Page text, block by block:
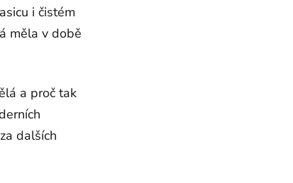
i čistém
měla v době
a proč tak
dalších